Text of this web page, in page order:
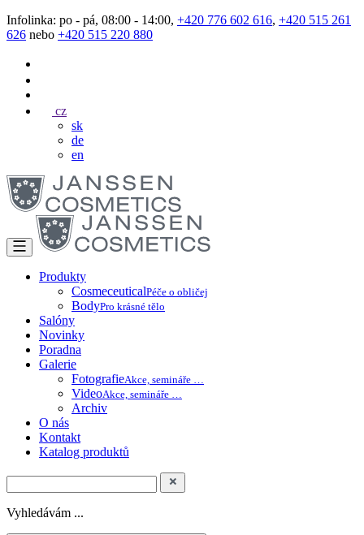
Infolinka: po - pá, 08:00 - 14:00, +420 776 602 616, +420 515 261
626 nebo +420 515 220 880
cz
sk
de
en
Produkty
CosmeceuticalPéče o obličej
BodyPro krásné tělo
Salóny
Novinky
Poradna
Galerie
FotografieAkce, semináře …
VideoAkce, semináře …
Archiv
O nás
Kontakt
Katalog produktů
Vyhledávám ...